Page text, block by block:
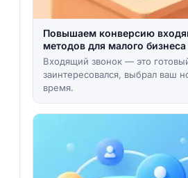
Повышаем конверсию
методов для малого
Входящий звонок — это
заинтересовался, выбрал ваш
время.